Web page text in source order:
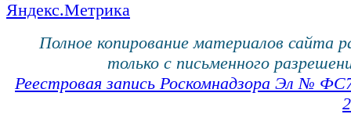
Полное копирование материалов сайта
только с письменного
Реестровая запись Роскомнадзора Эл №